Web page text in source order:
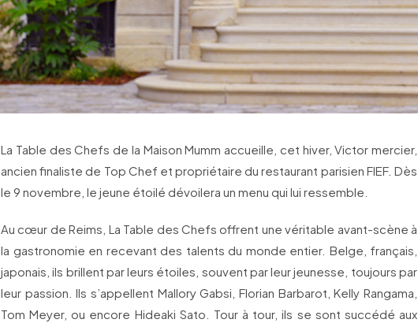
La Table des Chefs de la Maison Mumm accueille, cet hiver, Victor mercier,
ancien finaliste de Top Chef et propriétaire du restaurant parisien FIEF. Dès
le 9 novembre, le jeune étoilé dévoilera un menu qui lui ressemble.
Au cœur de Reims, La Table des Chefs offrent une véritable avant-scène à
la gastronomie en recevant des talents du monde entier. Belge, français,
japonais, ils brillent par leurs étoiles, souvent par leur jeunesse, toujours par
leur passion. Ils s’appellent Mallory Gabsi, Florian Barbarot, Kelly Rangama,
Tom Meyer, ou encore Hideaki Sato. Tour à tour, ils se sont succédé aux